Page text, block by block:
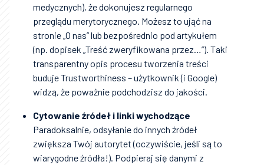
medycznych), że dokonujesz regularnego
przeglądu merytorycznego. Możesz to ująć na
stronie „O nas” lub bezpośrednio pod artykułem
(np. dopisek „Treść zweryfikowana przez…”). Taki
transparentny opis procesu tworzenia treści
buduje Trustworthiness – użytkownik (i Google)
widzą, że poważnie podchodzisz do jakości.
Cytowanie źródeł i linki wychodzące
Paradoksalnie, odsyłanie do innych źródeł
zwiększa Twój autorytet (oczywiście, jeśli są to
wiarygodne źródła!). Podpieraj się danymi z